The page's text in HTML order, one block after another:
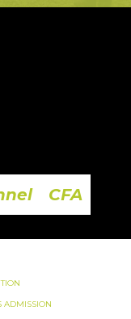
CFA
ADMISSION